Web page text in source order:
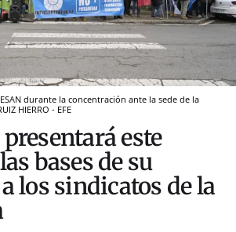
durante la concentración ante la sede de la
HIERRO - EFE
este
bases de su
los sindicatos de la